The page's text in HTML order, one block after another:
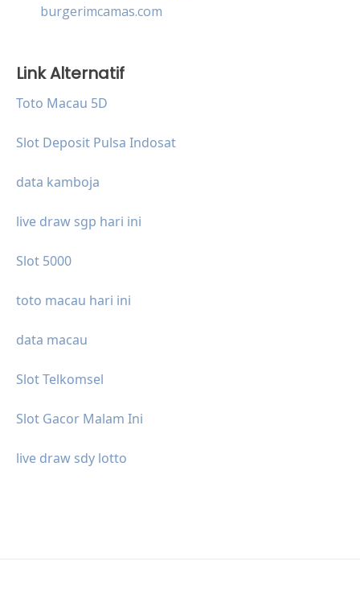
burgerimcamas.com
Link Alternatif
Toto Macau 5D
Slot Deposit Pulsa Indosat
data kamboja
live draw sgp hari ini
Slot 5000
toto macau hari ini
data macau
Slot Telkomsel
Slot Gacor Malam Ini
live draw sdy lotto